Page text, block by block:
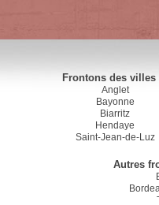
Frontons des
Anglet
Bayonne
Biarritz
Hendaye
Saint-Jean-de-Luz
Autres